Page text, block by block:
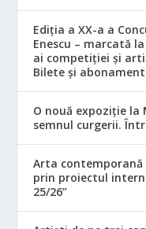
Ediția a XX-a a
Enescu – marcată
ai competiției și
Bilete și
O nouă expoziție la
semnul curgerii.
Arta contemporană
prin proiectul
25/26”